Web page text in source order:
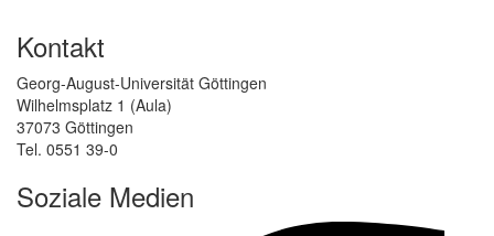
Kontakt
Georg-August-Universität Göttingen
Wilhelmsplatz 1 (Aula)
37073 Göttingen
Tel. 0551 39-0
Soziale Medien